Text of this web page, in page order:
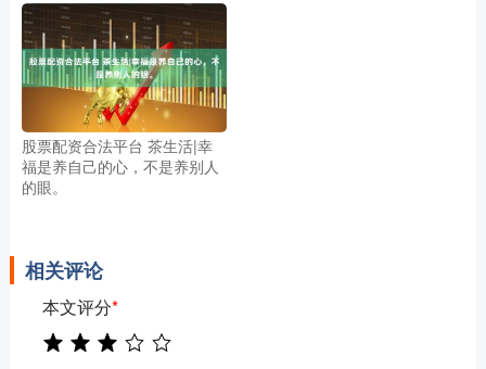
股票配资合法平台 茶生活|幸
福是养自己的心，不是养别人
的眼。
相关评论
本文评分*